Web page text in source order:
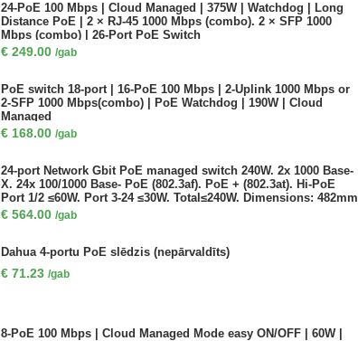
24-PoE 100 Mbps | Cloud Managed | 375W | Watchdog | Long
Distance PoE | 2 × RJ-45 1000 Mbps (combo). 2 × SFP 1000
Mbps (combo) | 26-Port PoE Switch
€249.00 /gab
PoE switch 18-port | 16-PoE 100 Mbps | 2-Uplink 1000 Mbps or
2-SFP 1000 Mbps(combo) | PoE Watchdog | 190W | Cloud
Managed
€168.00 /gab
24-port Network Gbit PoE managed switch 240W. 2x 1000 Base-
X. 24x 100/1000 Base- PoE (802.3af). PoE + (802.3at). Hi-PoE
Port 1/2 ≤60W. Port 3-24 ≤30W. Total≤240W. Dimensions: 482mm
×300mm ×44mm Power supply: AC 100 ~ 240V
€564.00 /gab
Dahua 4-portu PoE slēdzis (nepārvaldīts)
€71.23 /gab
8-PoE 100 Mbps | Cloud Managed Mode easy ON/OFF | 60W |